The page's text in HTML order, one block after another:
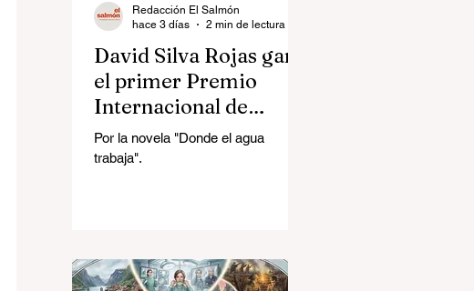
David Silva Rojas ganó
el primer Premio
Internacional de
Novela Breve Almadía
Ventosa-Arrufat
Por la novela "Donde el agua
trabaja".
Redacción El Salmón
hace 3 días
2 min de lectura